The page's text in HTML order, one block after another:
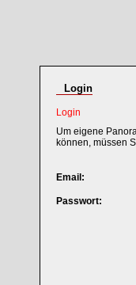
Login
Login
Um eigene
können, müssen
Email:
Passwort: